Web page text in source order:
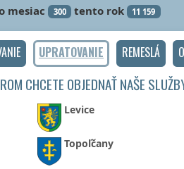
mesiac 300 tento rok 11 159
UPRATOVANIE REMESLÁ
CHCETE OBJEDNAŤ NAŠE
Levice
Topoľčany